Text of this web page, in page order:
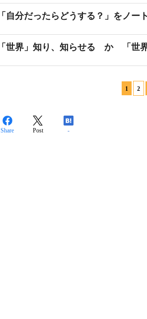
「自分だったらどうする？」をノー
「世界」知り、知らせる か 「世
1 2
Share Post -